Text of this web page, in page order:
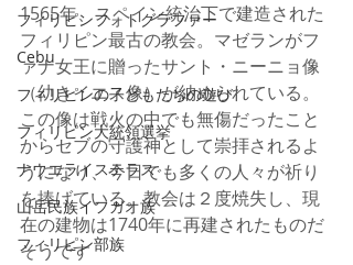
フィリピンフォトグラファー
Cebu
フィリピンの子どもたちの遊び
フィリピン大統領選挙
ナウエライステラス
山岳民族イフガオ族
フィリピン部族
1565年、スペイン統治下で建造された
フィリピン最古の教会。マゼランがフ
ァナ女王に贈ったサント・ニーニョ像
（幼きイエス像）が納められている。
この像は戦火の中でも無傷だったこと
からセブの守護神として崇拝されるよ
うになり、今日でも多くの人々が祈り
を捧げている。教会は２度焼失し、現
在の建物は1740年に再建されたものだ
そうです